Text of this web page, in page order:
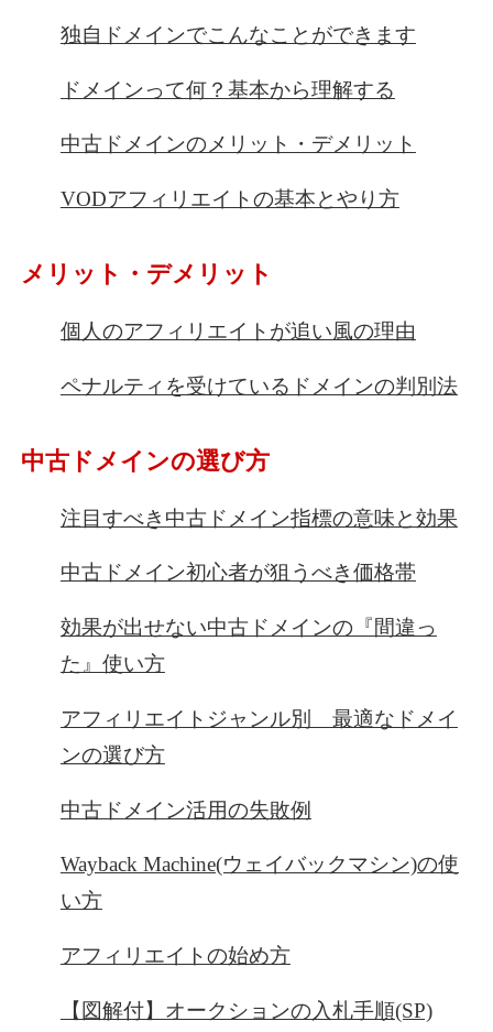
独自ドメインでこんなことができます
ドメインって何？基本から理解する
中古ドメインのメリット・デメリット
VODアフィリエイトの基本とやり方
メリット・デメリット
個人のアフィリエイトが追い風の理由
ペナルティを受けているドメインの判別法
中古ドメインの選び方
注目すべき中古ドメイン指標の意味と効果
中古ドメイン初心者が狙うべき価格帯
効果が出せない中古ドメインの『間違っ
た』使い方
アフィリエイトジャンル別 最適なドメイ
ンの選び方
中古ドメイン活用の失敗例
Wayback Machine(ウェイバックマシン)の使
い方
アフィリエイトの始め方
【図解付】オークションの入札手順(SP)